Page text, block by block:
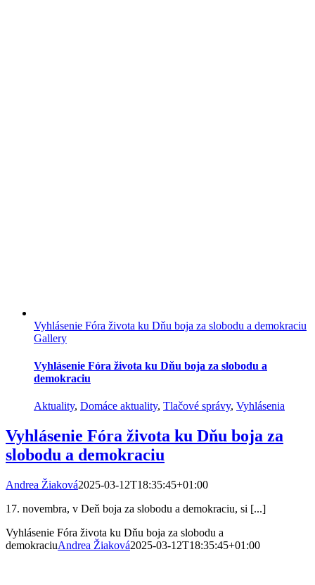
Vyhlásenie Fóra života ku Dňu boja za slobodu a demokraciu
Gallery
Vyhlásenie Fóra života ku Dňu boja za slobodu a
demokraciu
Aktuality, Domáce aktuality, Tlačové správy, Vyhlásenia
Vyhlásenie Fóra života ku Dňu boja za
slobodu a demokraciu
Andrea Žiaková2025-03-12T18:35:45+01:00
17. novembra, v Deň boja za slobodu a demokraciu, si [...]
Vyhlásenie Fóra života ku Dňu boja za slobodu a
demokraciuAndrea Žiaková2025-03-12T18:35:45+01:00